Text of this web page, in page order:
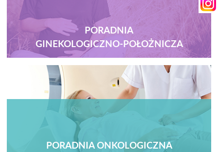
PORADNIA
GINEKOLOGICZNO-POŁOŻNICZA
PORADNIA ONKOLOGICZNA